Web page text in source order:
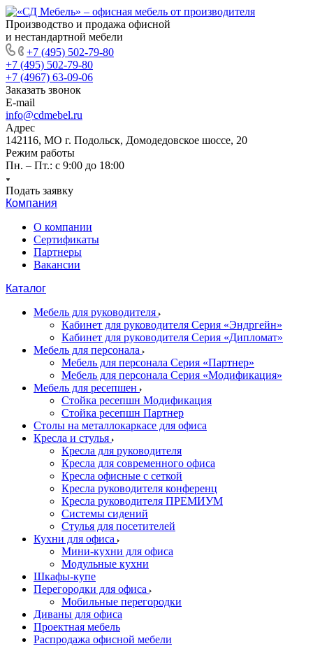
Производство и продажа офисной
и нестандартной мебели
+7 (495) 502-79-80
+7 (495) 502-79-80
+7 (4967) 63-09-06
Заказать звонок
E-mail
info@cdmebel.ru
Адрес
142116, МО г. Подольск, Домодедовское шоссе, 20
Режим работы
Пн. – Пт.: с 9:00 до 18:00
Подать заявку
Компания
О компании
Сертификаты
Партнеры
Вакансии
Каталог
Мебель для руководителя
Кабинет для руководителя Серия «Эндргейн»
Кабинет для руководителя Серия «Дипломат»
Мебель для персонала
Мебель для персонала Серия «Партнер»
Мебель для персонала Серия «Модификация»
Мебель для ресепшен
Стойка ресепшн Модификация
Стойка ресепшн Партнер
Столы на металлокаркасе для офиса
Кресла и стулья
Кресла для руководителя
Кресла для современного офиса
Кресла офисные с сеткой
Кресла руководителя конференц
Кресла руководителя ПРЕМИУМ
Системы сидений
Стулья для посетителей
Кухни для офиса
Мини-кухни для офиса
Модульные кухни
Шкафы-купе
Перегородки для офиса
Мобильные перегородки
Диваны для офиса
Проектная мебель
Распродажа офисной мебели